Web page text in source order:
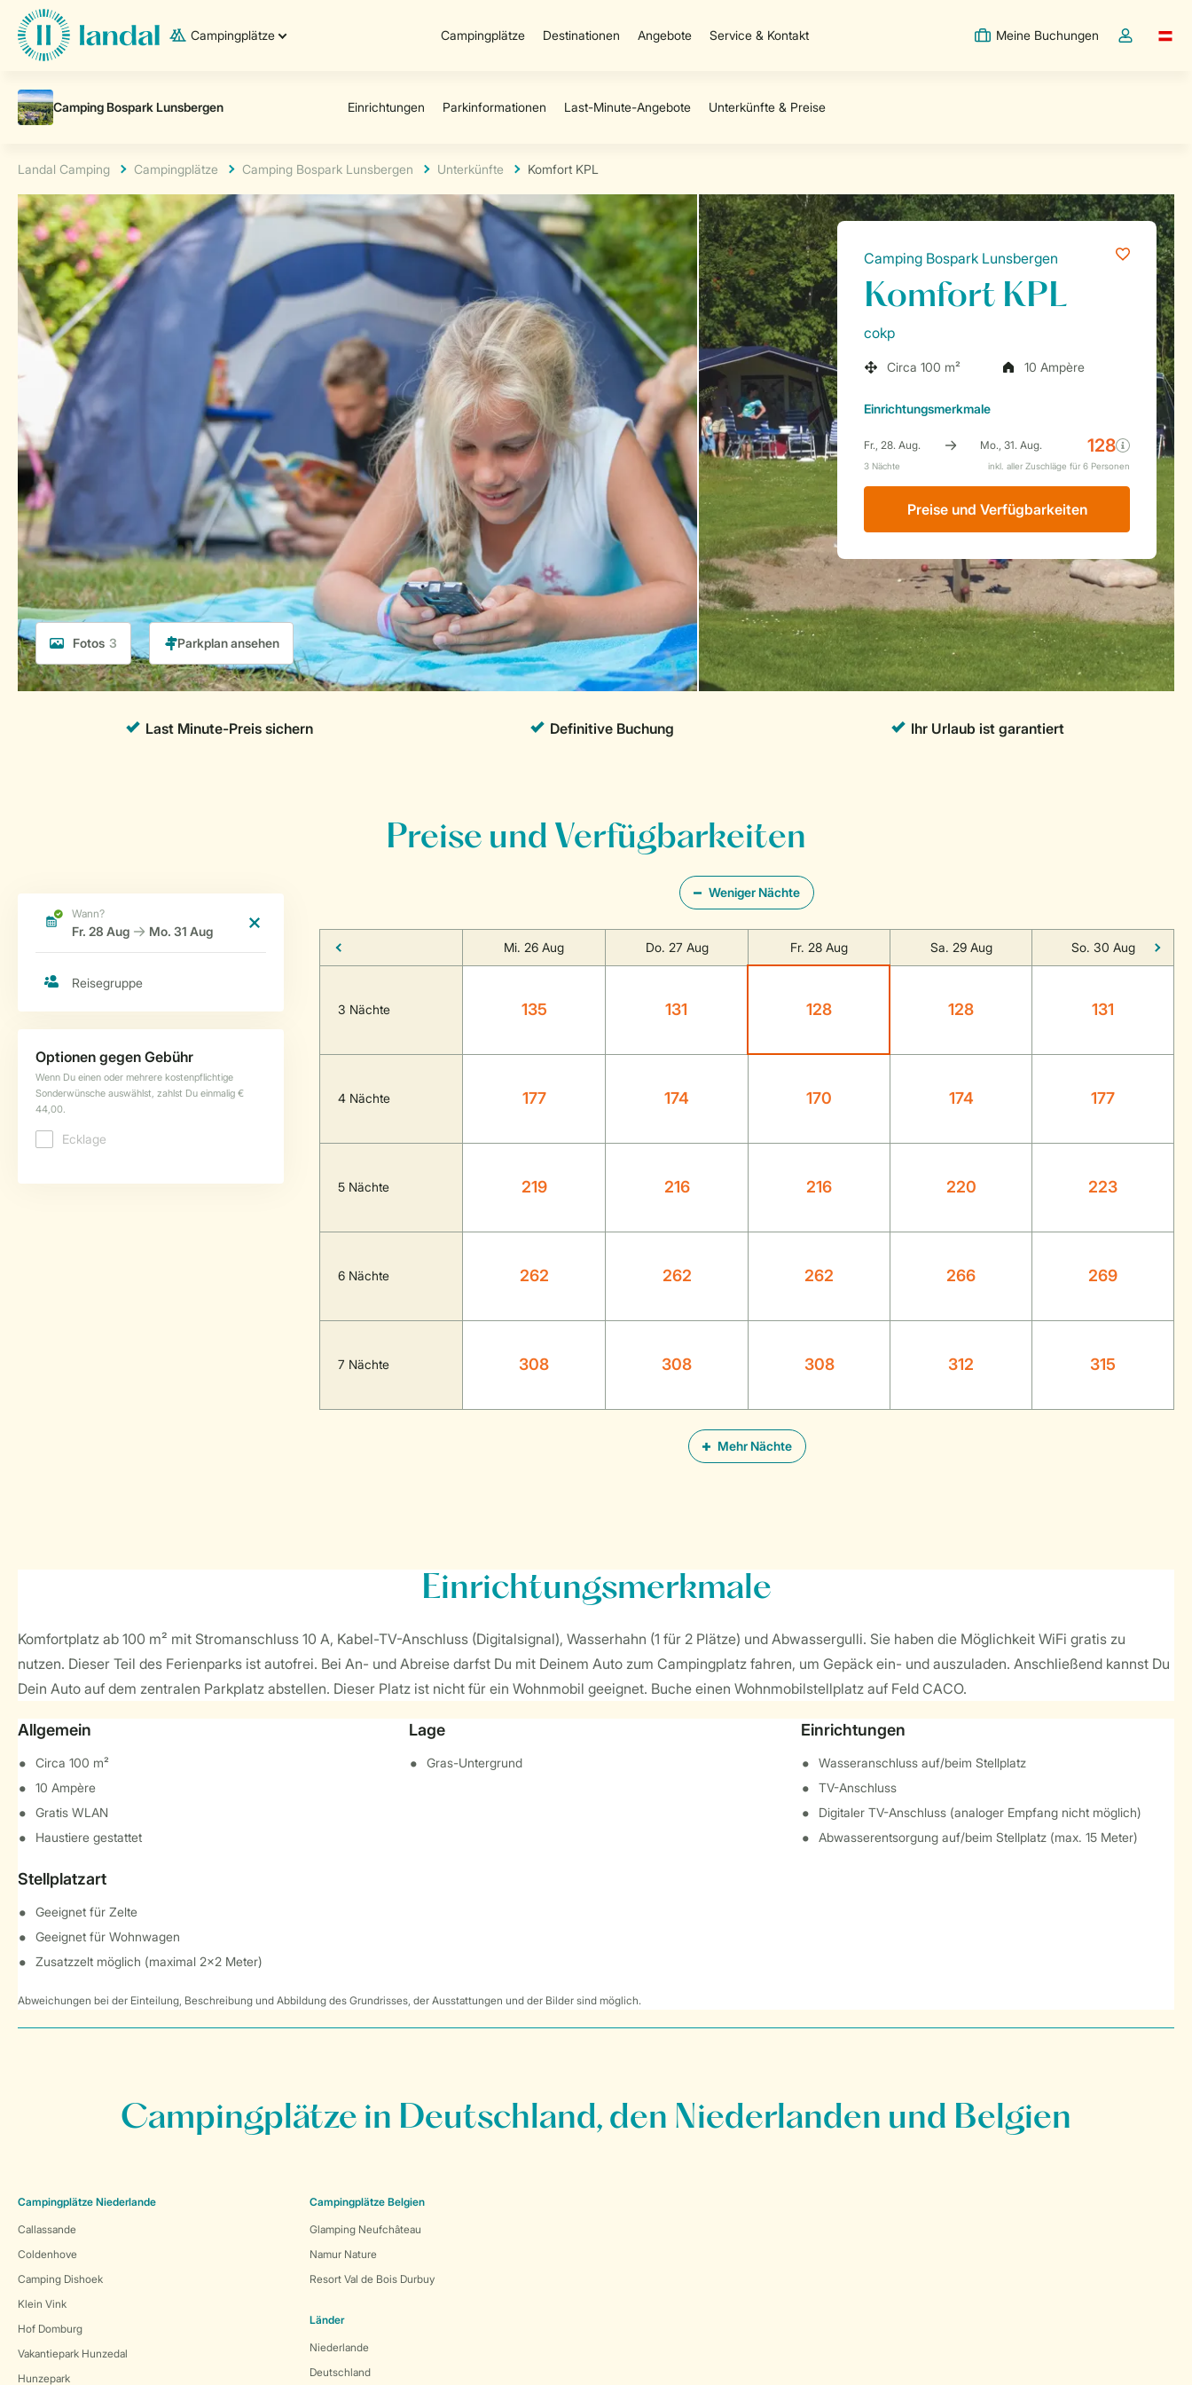
Campingplätze Campingplätze Destinationen Angebote Service & Kontakt Meine Buchungen
Dropdown-
Landal Camping Campingplätze Camping Bospark Lunsbergen Unterkünfte Komfort KPL
Fotos 3
Camping Bospark Lunsbergen
Komfort KPL
cokp
Circa 100 m² 10 Ampère
Einrichtungsmerkmale
Preise und Verfügbarkeiten
Preise und Verfügbarkeiten
Weniger Nächte
Mehr Nächte
Mi. 26 Aug Do. 27 Aug Fr. 28 Aug Sa. 29 Aug So. 30 Aug
3 Nächte 135 131 128 128 131
4 Nächte 177 174 170 174 177
5 Nächte 219 216 216 220 223
6 Nächte 262 262 262 266 269
7 Nächte 308 308 308 312 315
Einrichtungsmerkmale
Komfortplatz ab 100 m² mit Stromanschluss 10 A, Kabel-TV-Anschluss (Digitalsignal), Wasserhahn (1 für 2 Plätze) und Abwassergulli. Sie haben die Möglichkeit WiFi gratis zu
nutzen. Dieser Teil des Ferienparks ist autofrei. Bei An- und Abreise darfst Du mit Deinem Auto zum Campingplatz fahren, um Gepäck ein- und auszuladen. Anschließend kannst Du
Dein Auto auf dem zentralen Parkplatz abstellen. Dieser Platz ist nicht für ein Wohnmobil geeignet. Buche einen Wohnmobilstellplatz auf Feld CACO.
Allgemein
Circa 100 m²
10 Ampère
Gratis WLAN
Haustiere gestattet
Stellplatzart
Geeignet für Zelte
Geeignet für Wohnwagen
Zusatzzelt möglich (maximal 2x2 Meter)
Lage
Gras-Untergrund
Einrichtungen
Wasseranschluss auf/beim Stellplatz
TV-Anschluss
Digitaler TV-Anschluss (analoger Empfang nicht möglich)
Abwasserentsorgung auf/beim Stellplatz (max. 15 Meter)
Abweichungen bei der Einteilung, Beschreibung und Abbildung des Grundrisses, der Ausstattungen und der Bilder sind möglich.
Campingplätze in Deutschland, den Niederlanden und Belgien
Campingplätze Niederlande
Callassande
Coldenhove
Camping Dishoek
Klein Vink
Hof Domburg
Vakantiepark Hunzedal
Hunzepark
Campingplätze Belgien
Glamping Neufchâteau
Namur Nature
Resort Val de Bois Durbuy
Länder
Niederlande
Deutschland